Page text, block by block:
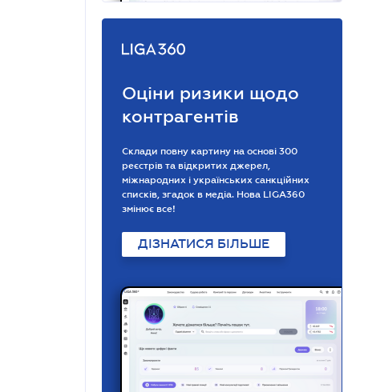
Оціни ризики щодо
контрагентів
Склади повну картину на основі 300
реєстрів та відкритих джерел,
міжнародних і українських санкційних
списків, згадок в медіа. Нова LIGA360
змінює все!
ДІЗНАТИСЯ БІЛЬШЕ